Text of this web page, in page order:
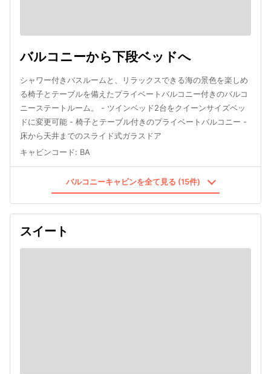
バルコニーから下段ベッドへ
シャワー付きバスルームと、リラックスできる海の景色を楽しめ
る椅子とテーブルを備えたプライベートバルコニー付きのバルコ
ニーステートルーム。 - ツインベッド2台をクイーンサイズベッ
ドに変更可能 - 椅子とテーブル付きのプライベートバルコニー -
床から天井までのスライド式ガラスドア
キャビンコード: BA
バルコニーキャビンを全て見る (15件)
スイート